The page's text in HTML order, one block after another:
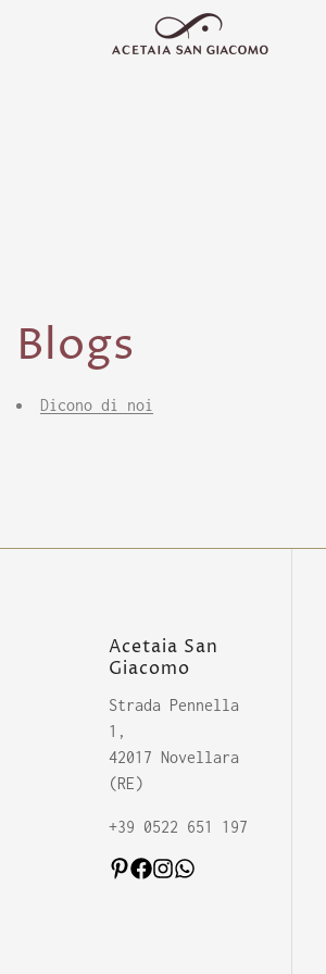
Blogs
Dicono di noi
Acetaia San
Giacomo
Strada Pennella
1,
42017 Novellara
(RE)
+39 0522 651 197